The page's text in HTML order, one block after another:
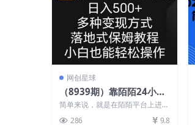
网创星球
（8939期）靠陌陌24小时
无人直播，日入500+，多
种变现方式，落地保姆级教
简单来说，就是在陌陌平台上进行
286 9.8